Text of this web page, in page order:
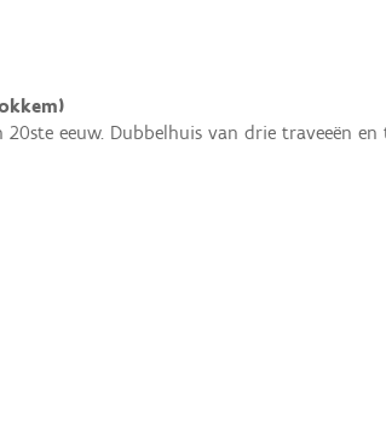
20ste eeuw. Dubbelhuis van drie traveeën